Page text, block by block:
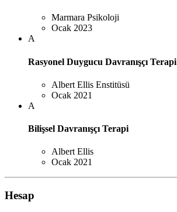
Marmara Psikoloji
Ocak 2023
A
Rasyonel Duygucu Davranışçı Terapi
Albert Ellis Enstitüsü
Ocak 2021
A
Bilişsel Davranışçı Terapi
Albert Ellis
Ocak 2021
Hesap